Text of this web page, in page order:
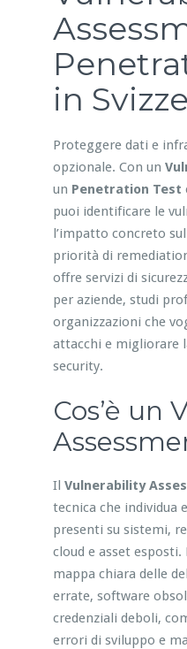
in
Proteggere dati e
opzionale. Con un
un Penetration Test
puoi identificare le
l’impatto concreto
priorità di
offre servizi di
per aziende, studi
organizzazioni che
attacchi e migliorare
security.
Cos’è un
Il Vulnerability
tecnica che individua
presenti su sistemi,
cloud e asset
mappa chiara delle
errate, software
credenziali deboli,
errori di sviluppo e